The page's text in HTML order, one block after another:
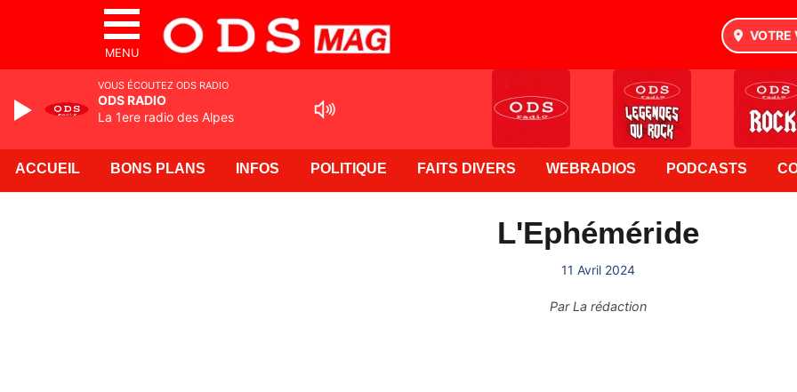
MENU
VOTRE
ACCUEIL BONS PLANS INFOS POLITIQUE FAITS DIVERS WEBRADIOS PODCASTS
L'Ephéméride
11 Avril 2024
ParLa rédaction
VOUS ÉCOUTEZ ODS RADIO
ODS RADIO
La 1ere radio des Alpes